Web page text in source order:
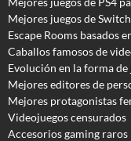
Mejores juegos de
Escape Rooms basados
Caballos famosos de
Evolución en la forma de
Mejores editores de
Mejores protagonistas
Videojuegos censurados
Accesorios gaming raros